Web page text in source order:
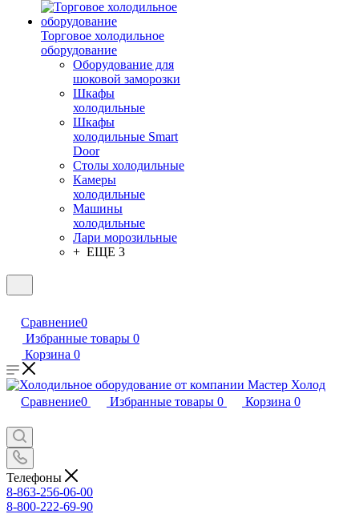
Торговое холодильное
оборудование
Оборудование для
шоковой заморозки
Шкафы
холодильные
Шкафы
холодильные Smart
Door
Столы холодильные
Камеры
холодильные
Машины
холодильные
Лари морозильные
+ ЕЩЕ 3
Сравнение0
Избранные товары 0
Корзина 0
Сравнение0 Избранные товары 0 Корзина 0
Телефоны
8-863-256-06-00
8-800-222-69-90